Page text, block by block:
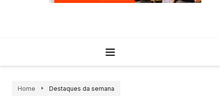
Home Destaques da semana